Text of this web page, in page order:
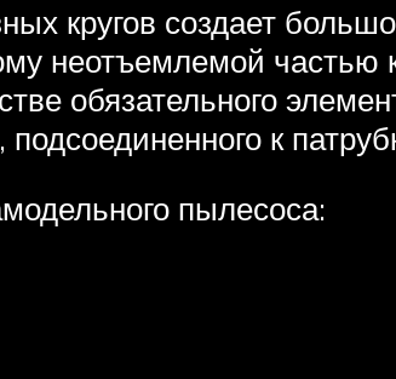
кругов создает
неотъемлемой частью
обязательного
к
пылесоса: